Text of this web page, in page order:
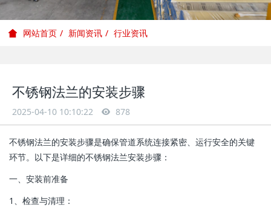
网站首页 新闻资讯 行业资讯
不锈钢法兰的安装步骤
2025-04-10 10:10:22 878
不锈钢法兰的安装步骤是确保管道系统连接紧密、运行安全的关键
环节。以下是详细的不锈钢法兰安装步骤：
一、安装前准备
‌1、检查与清理‌：